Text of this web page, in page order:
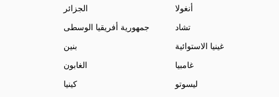
الجزائر أنغولا
جمهورية أفريقيا الوسطى
تشاد
بنين
غينيا الاستوائية
الغابون
غامبيا
كينيا
ليسوتو